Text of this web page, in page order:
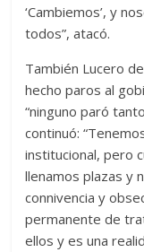
‘Cambiemos’, y
todos”, atacó.
También Lucero
hecho paros al
“ninguno paró
continuó:
institucional, pero
llenamos plazas y
connivencia y
permanente de
ellos y es una